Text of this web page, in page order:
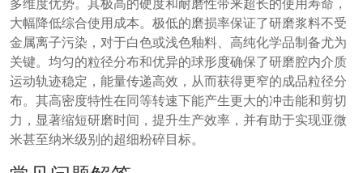
大幅降低综合使用成本。极低的磨损率保证了研磨浆料不受
金属离子污染，对于白色或浅色釉料、高纯化学品制备尤为
关键。均匀的粒径分布和优异的球形度确保了研磨腔内介质
运动轨迹稳定，能量传递高效，从而获得更窄的成品粒径分
布。其高密度特性在同等转速下能产生更大的冲击能和剪切
力，显著缩短研磨时间，提升生产效率，并有助于实现亚微
米甚至纳米级别的超细粉碎目标。